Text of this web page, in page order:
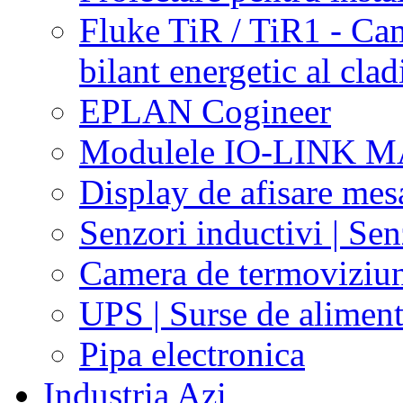
Fluke TiR / TiR1 -
bilant energetic al
EPLAN Cogineer
Modulele IO-LINK
Display de afisare
Senzori inductivi |
Camera de
UPS | Surse de
Pipa electronica
Industria Azi